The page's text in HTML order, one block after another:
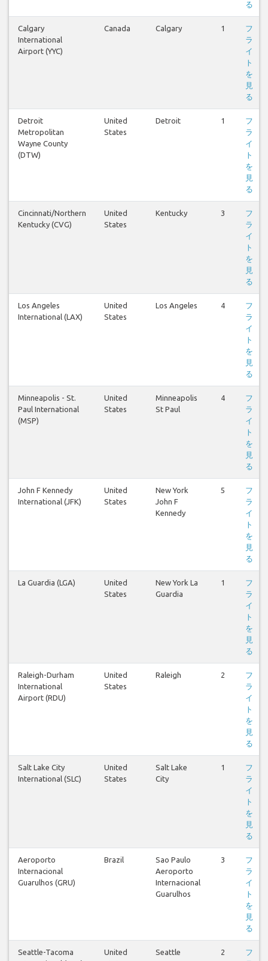
る
Calgary
International
Airport (YYC)
Canada Calgary 1
フ
ラ
イ
ト
を
見
る
Detroit
Metropolitan
Wayne County
(DTW)
United
States
Detroit 1
フ
ラ
イ
ト
を
見
る
Cincinnati/Northern
Kentucky (CVG)
United
States
Kentucky 3
フ
ラ
イ
ト
を
見
る
Los Angeles
International (LAX)
United
States
Los Angeles 4
フ
ラ
イ
ト
を
見
る
Minneapolis - St.
Paul International
(MSP)
United
States
Minneapolis
St Paul
4
フ
ラ
イ
ト
を
見
る
John F Kennedy
International (JFK)
United
States
New York
John F
Kennedy
5
フ
ラ
イ
ト
を
見
る
La Guardia (LGA)
United
States
New York La
Guardia
1
フ
ラ
イ
ト
を
見
る
Raleigh-Durham
International
Airport (RDU)
United
States
Raleigh 2
フ
ラ
イ
ト
を
見
る
Salt Lake City
International (SLC)
United
States
Salt Lake
City
1
フ
ラ
イ
ト
を
見
る
Aeroporto
Internacional
Guarulhos (GRU)
Brazil
Sao Paulo
Aeroporto
Internacional
Guarulhos
3
フ
ラ
イ
ト
を
見
る
Seattle-Tacoma
United
Seattle 2
フ